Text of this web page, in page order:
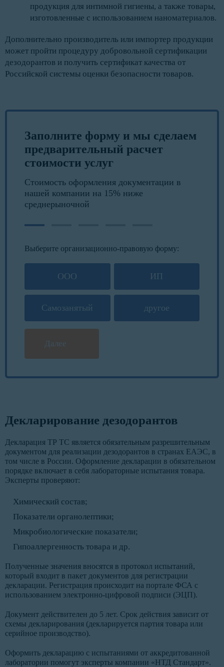
продукция для интимной гигиены, а также товары,
изготовленные с использованием наноматериалов.
Дополнительно производитель или импортер продукции
может пройти процедуру добровольной сертификации
дезодорантов и получить сертификат качества от
Российской системы оценки безопасности товаров.
Заполните форму и мы сделаем
предварительный расчет
стоимости услуг
Стоимость оформления документации в
нашей компании на 15% ниже
среднерыночной
Выберите организационно-правовую форму:
ООО ИП
Самозанятый другое
Далее
Декларирование дезодорантов
Декларация ТР ТС является обязательным разрешительным
документом для реализации дезодорантов в странах ЕАЭС, в
том числе в России. Оформление декларации в обязательном
порядке включает в себя лабораторные испытания товара.
Эксперты проверяют:
Химический состав;
Показатели органолептики;
Микробиологические показатели;
Гипоаллергенность товара и др.
Полученные значения вносятся в протокол испытаний,
который входит в пакет документов для регистрации
декларации. Регистрация происходит на портале ФСА с
использованием электронно-цифровой подписи (ЭЦП).
Документ действителен до 5 лет. Срок действия зависит от
схемы декларирования (декларируется партия товара или
серийное производство).
Оформить декларацию с испытаниями от аккредитованной
лаборатории помогут эксперты компании «НТД Стандарт».